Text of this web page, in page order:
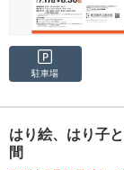
駐車場
はり絵、はり子
間